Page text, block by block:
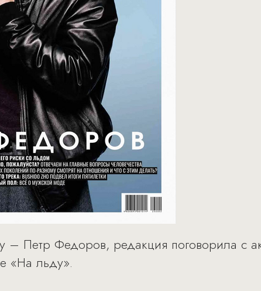
– Петр Федоров, редакция поговорила с
«На льду».